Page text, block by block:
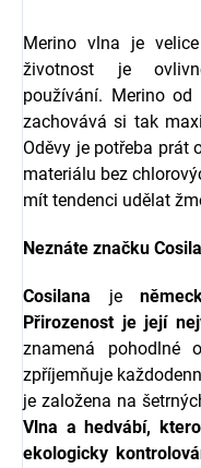
Merino vlna je
životnost je
používání. Merino od
zachovává si tak
Oděvy je potřeba prát
materiálu bez
mít tendenci udělat
Neznáte značku
Cosilana je
Přirozenost je její
znamená pohodlné
zpříjemňuje
je založena na
Vlna a hedvábí,
ekologicky